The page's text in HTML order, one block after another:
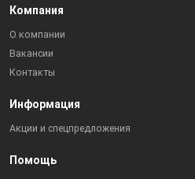
Компания
О компании
Вакансии
Контакты
Информация
Акции и спецпредложения
Помощь